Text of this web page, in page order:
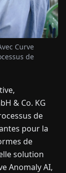
Curve
de
& Co. KG
de
pour la
de
solution
Anomaly AI,